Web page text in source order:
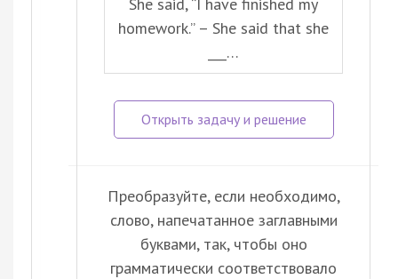
homework.” – She said that she
___…
Преобразуйте, если необходимо,
слово, напечатанное заглавными
буквами, так, чтобы оно
грамматически соответствовало